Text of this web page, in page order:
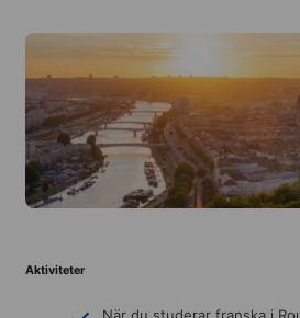
Aktiviteter
När du studerar franska i